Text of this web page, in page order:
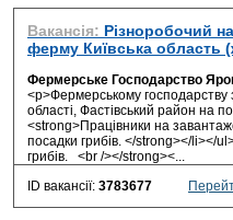
Вакансія: Різноробочий
ферму Київська область
Фермерське Господарство
<p>Фермерському господарству
області, Фастівський район на
<strong>Працівники на
посадки грибів. </strong></li></
грибів. <br /></strong><...
ID вакансії: 3783677